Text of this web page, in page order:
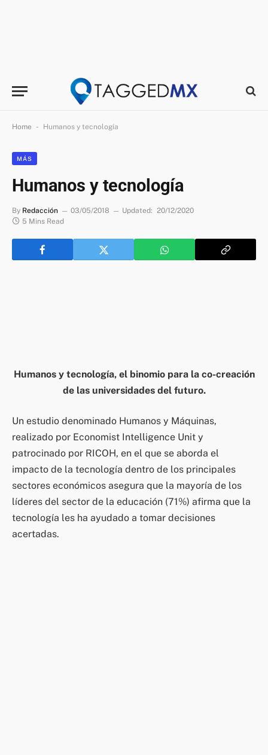
Home - Humanos y tecnología
MÁS
Humanos y tecnología
By Redacción 03/05/2018 Updated: 20/12/2020
5 Mins Read
Humanos y tecnología, el binomio para la co-creación
de las universidades del futuro.
Un estudio denominado Humanos y Máquinas,
realizado por Economist Intelligence Unit y
patrocinado por RICOH, en el que se aborda el
impacto de la tecnología dentro de los principales
sectores económicos asegura que la mayoría de los
líderes del sector de la educación (71%) afirma que la
tecnología les ha ayudado a tomar decisiones
acertadas.